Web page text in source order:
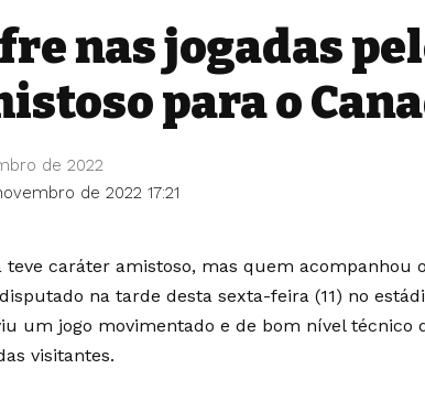
nas jogadas
para o
de 2022 17:21
de 2022
teve caráter amistoso, mas quem acompanhou
na tarde desta sexta-feira (11) no
um jogo movimentado e de bom nível
visitantes.